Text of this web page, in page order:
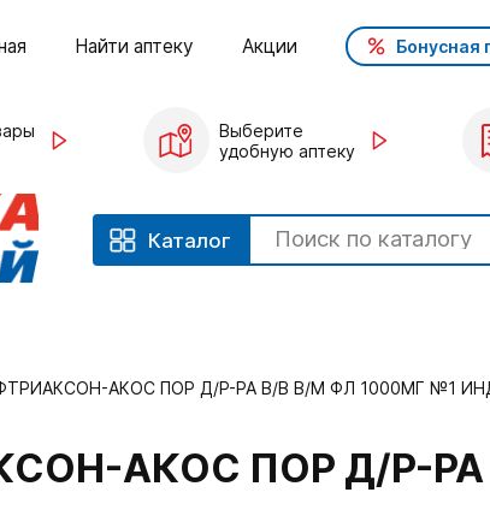
Найти аптеку Акции Бонусная
Выберите
удобную аптеку
Каталог
АКОС ПОР Д/Р-РА В/В В/М ФЛ 1000МГ №1
АКОС ПОР Д/Р-